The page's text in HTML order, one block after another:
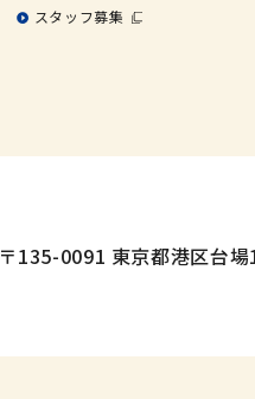
スタッフ募集
〒135-0091 東京都港区台